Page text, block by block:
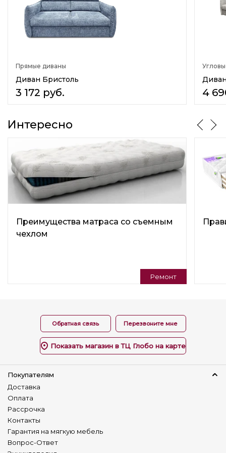
Несъемные боковины
Подлокотники
Мягкие
Массив дерева
Ламинир. ДСП
Количество сидячих мест
Количество спальных мест
Назначение
В гостиную
В спальню
В детскую
В прихожую
В кафе
Стиль
Варианты трансформации
Раскладной
Регулируемая спинка
Нет
Нет
Изготовление в коже
Нет
Наличие столика
Прямые диваны
Диван Бристоль
3 172 руб. 4
Интересно
Преимущества матраса со съемным
чехлом
Ремонт
Обратная связь Перезвоните мне
Показать магазин в ТЦ Глобо на карте
Покупателям
Доставка
Оплата
Рассрочка
Контакты
Гарантия на мягкую мебель
Вопрос-Ответ